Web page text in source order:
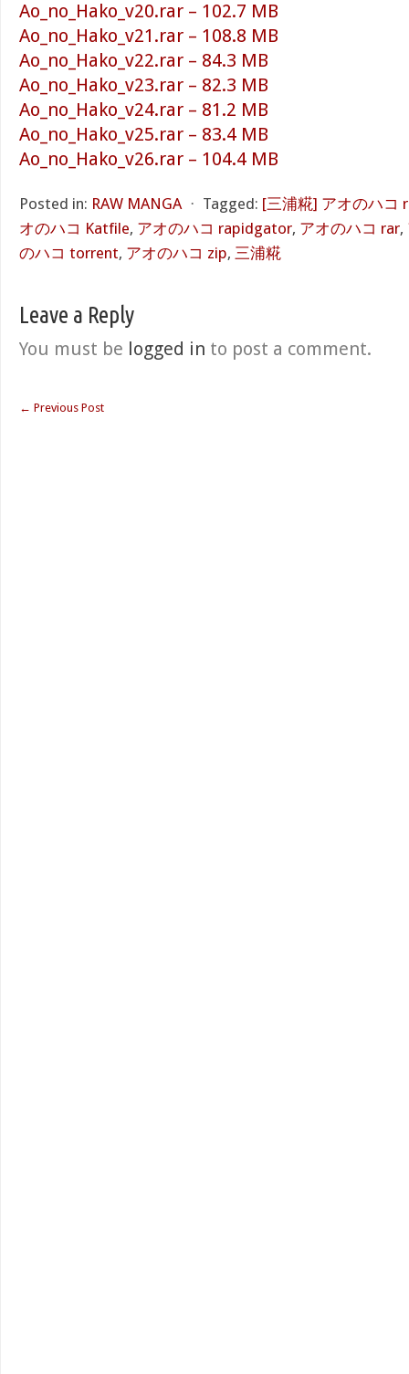
Ao_no_Hako_v20.rar – 102.7 MB
Ao_no_Hako_v21.rar – 108.8 MB
Ao_no_Hako_v22.rar – 84.3 MB
Ao_no_Hako_v23.rar – 82.3 MB
Ao_no_Hako_v24.rar – 81.2 MB
Ao_no_Hako_v25.rar – 83.4 MB
Ao_no_Hako_v26.rar – 104.4 MB
Posted in: RAW MANGA ⋅ Tagged: [三浦糀] アオのハコ
オのハコ Katfile, アオのハコ rapidgator, アオのハコ rar,
のハコ torrent, アオのハコ zip, 三浦糀
Leave a Reply
You must be logged in to post a comment.
← Previous Post